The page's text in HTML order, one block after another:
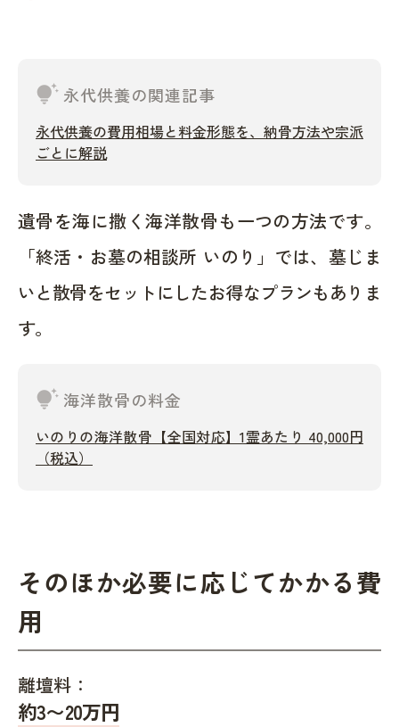
tips_and_updates 永代供養の関連記事
永代供養の費用相場と料金形態を、納骨方法や宗派
ごとに解説
遺骨を海に撒く海洋散骨も一つの方法です。
「終活・お墓の相談所 いのり」では、墓じま
いと散骨をセットにしたお得なプランもありま
す。
tips_and_updates 海洋散骨の料金
いのりの海洋散骨【全国対応】1霊あたり 40,000円
（税込）
そのほか必要に応じてかかる費
用
離壇料：
約3〜20万円